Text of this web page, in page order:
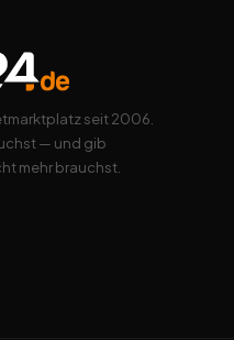
seit 2006.
— und gib
mehr brauchst.